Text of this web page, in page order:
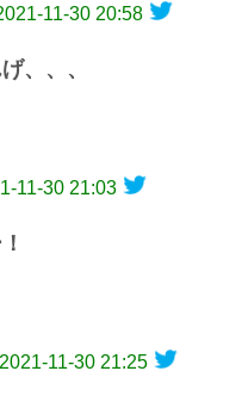
11-30 20:58
、、、
11-30 21:03
2021-11-30 21:25